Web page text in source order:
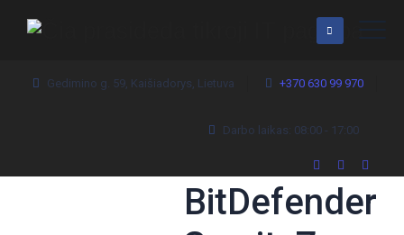
Gedimino g. 59, Kaišiadorys, Lietuva +370 630 99 970
Darbo laikas: 08:00 - 17:00
BitDefender